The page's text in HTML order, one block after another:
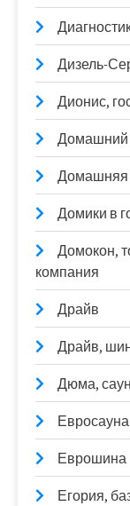
Дизель-
Дионис,
Домашний
Домашняя
Домики в
Домокон,
компания
Драйв
Драйв,
Дюма,
Евросауна
Еврошина
Егория,